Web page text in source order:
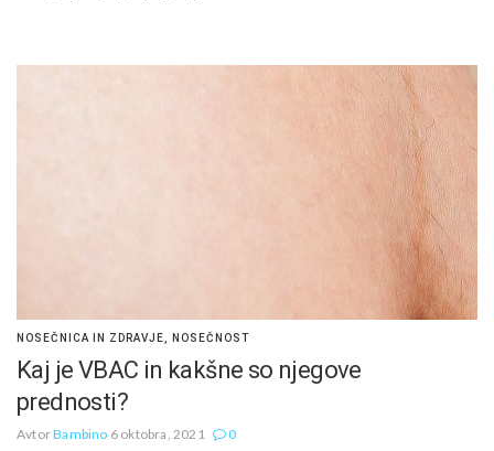
NOSEČNICA IN ZDRAVJE NOSEČNOST
Kaj je VBAC in kakšne so njegove
prednosti?
AvtorBambino 6 oktobra, 2021 0